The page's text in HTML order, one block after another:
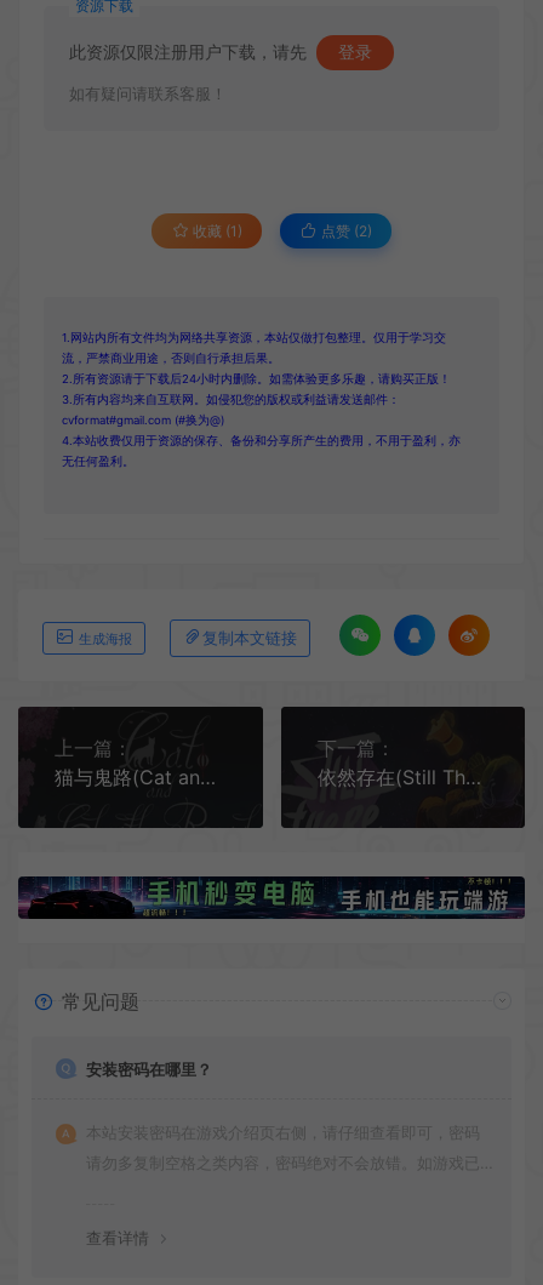
资源下载
此资源仅限注册用户下载，请先 登录
如有疑问请联系客服！
收藏 (1) 点赞 (2)
1.网站内所有文件均为网络共享资源，本站仅做打包整理。仅用于学习交
流，严禁商业用途，否则自行承担后果。
2.所有资源请于下载后24小时内删除。如需体验更多乐趣，请购买正版！
3.所有内容均来自互联网。如侵犯您的版权或利益请发送邮件：
cvformat#gmail.com (#换为@)
4.本站收费仅用于资源的保存、备份和分享所产生的费用，不用于盈利，亦
无任何盈利。
生成海报 复制本文链接
上一篇：
猫与鬼路(Cat and Ghostly Road)简中|PC|AVG|点击式恐怖解谜游戏
下一篇：
依然存在(Still There)简中|PC|AVG|剧情心理冒险解谜游戏
常见问题
安装密码在哪里？
本站安装密码在游戏介绍页右侧，请仔细查看即可，密码
请勿多复制空格之类内容，密码绝对不会放错。如游戏已
查看详情